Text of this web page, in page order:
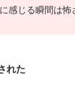
に感じる瞬間は怖
れた